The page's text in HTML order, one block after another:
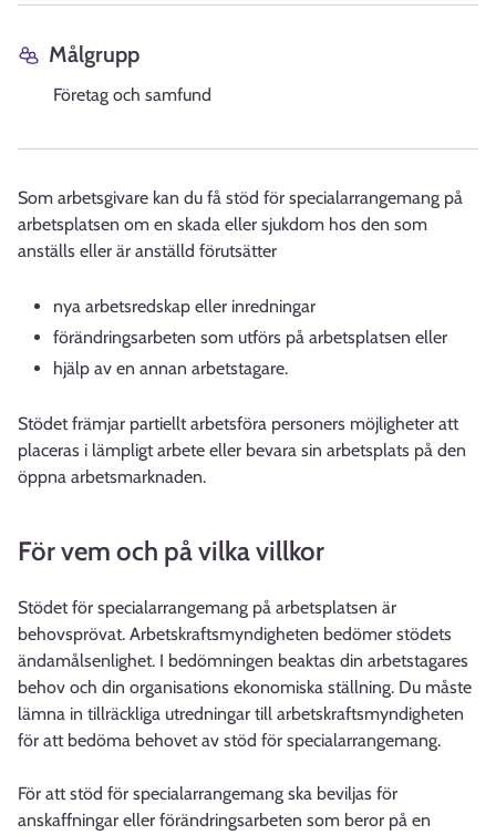
Målgrupp
Företag och samfund
Som arbetsgivare kan du få stöd för specialarrangemang på
arbetsplatsen om en skada eller sjukdom hos den som
anställs eller är anställd förutsätter
nya arbetsredskap eller inredningar
förändringsarbeten som utförs på arbetsplatsen eller
hjälp av en annan arbetstagare.
Stödet främjar partiellt arbetsföra personers möjligheter att
placeras i lämpligt arbete eller bevara sin arbetsplats på den
öppna arbetsmarknaden.
För vem och på vilka villkor
Stödet för specialarrangemang på arbetsplatsen är
behovsprövat. Arbetskraftsmyndigheten bedömer stödets
ändamålsenlighet. I bedömningen beaktas din arbetstagares
behov och din organisations ekonomiska ställning. Du måste
lämna in tillräckliga utredningar till arbetskraftsmyndigheten
för att bedöma behovet av stöd för specialarrangemang.
För att stöd för specialarrangemang ska beviljas för
anskaffningar eller förändringsarbeten som beror på en